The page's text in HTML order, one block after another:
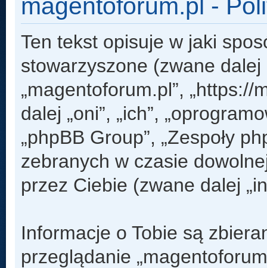
magentoforum.pl -
Ten tekst opisuje w jaki
stowarzyszone (zwane dalej
„magentoforum.pl”,
dalej „oni”, „ich”,
„phpBB Group”, „Zespoły
zebranych w czasie
przez Ciebie (zwane dalej
Informacje o Tobie są
przeglądanie